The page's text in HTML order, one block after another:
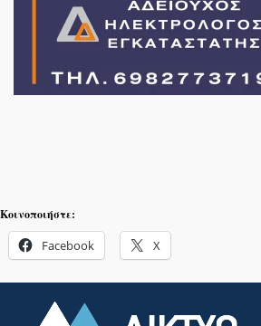
Κοινοποιήστε:
Facebook X